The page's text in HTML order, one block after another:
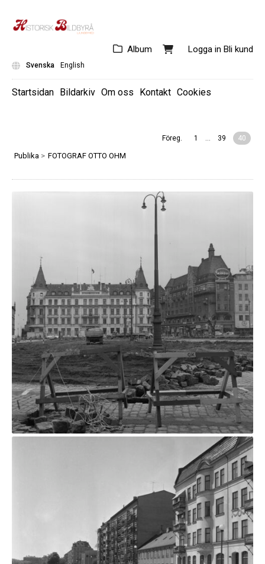
Logga in Bli kund
Album
Svenska English
Startsidan Bildarkiv Om oss Kontakt Cookies
Föreg. 1 ... 39 40
Publika > FOTOGRAF OTTO OHM